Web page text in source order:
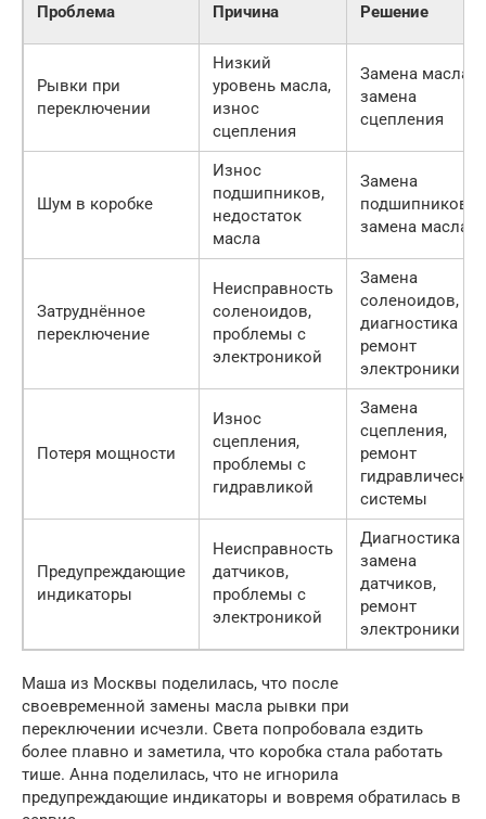
Проблема Причина Решение
Рывки при
переключении
Низкий
уровень масла,
износ
сцепления
Замена масла,
замена
сцепления
Шум в коробке
Износ
подшипников,
недостаток
масла
Замена
подшипников,
замена масла
Затруднённое
переключение
Неисправность
соленоидов,
проблемы с
электроникой
Замена
соленоидов,
диагностика и
ремонт
электроники
Потеря мощности
Износ
сцепления,
проблемы с
гидравликой
Замена
сцепления,
ремонт
гидравлической
системы
Предупреждающие
индикаторы
Неисправность
датчиков,
проблемы с
электроникой
Диагностика и
замена
датчиков,
ремонт
электроники
Маша из Москвы поделилась, что после
своевременной замены масла рывки при
переключении исчезли. Света попробовала ездить
более плавно и заметила, что коробка стала работать
тише. Анна поделилась, что не игнорила
предупреждающие индикаторы и вовремя обратилась в